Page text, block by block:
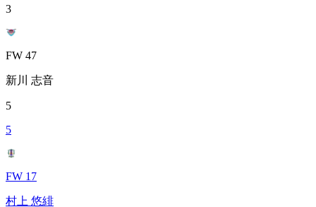
3
FW 47
新川 志音
5
5
FW 17
村上 悠緋